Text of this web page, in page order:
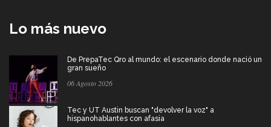
Lo más nuevo
De PrepaTec Qro al mundo: el escenario donde nació un
gran sueño
06 Agosto 2026
Tec y UT Austin buscan "devolver la voz" a
hispanohablantes con afasia